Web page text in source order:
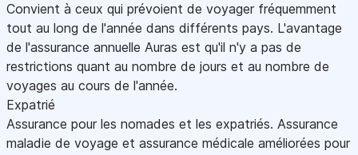
Convient à ceux qui prévoient de voyager fréquemment
tout au long de l'année dans différents pays. L'avantage
de l'assurance annuelle Auras est qu'il n'y a pas de
restrictions quant au nombre de jours et au nombre de
voyages au cours de l'année.
Expatrié
Assurance pour les nomades et les expatriés. Assurance
maladie de voyage et assurance médicale améliorées pour